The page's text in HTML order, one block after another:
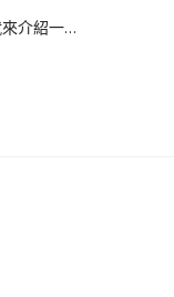
來介紹一…